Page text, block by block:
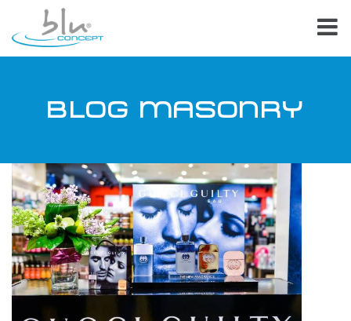
BLOG MASONRY